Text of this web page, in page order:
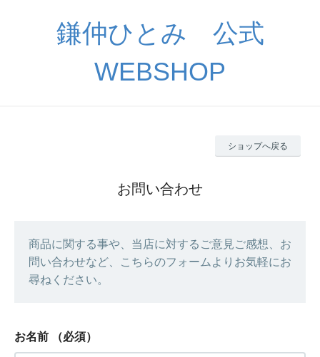
鎌仲ひとみ 公式
WEBSHOP
ショップへ戻る
お問い合わせ
商品に関する事や、当店に対するご意見ご感想、お
問い合わせなど、こちらのフォームよりお気軽にお
尋ねください。
お名前 （必須）